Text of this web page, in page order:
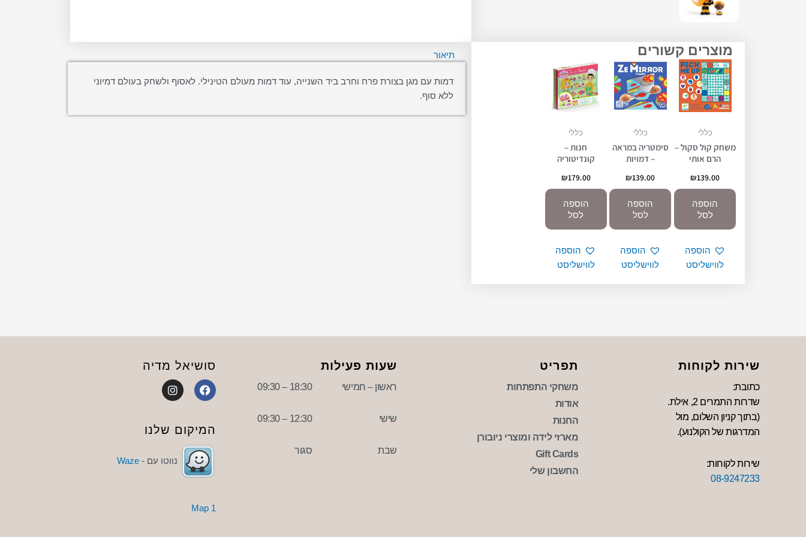
מוצרים קשורים
כללי
משחק קול סקול –
הרם אותי
₪139.00
הוספה
לסל
הוספה
לווישליסט
כללי
סימטריה במראה
– דמויות
₪139.00
הוספה
לסל
הוספה
לווישליסט
כללי
חנות –
קונדיטוריה
₪179.00
הוספה
לסל
הוספה
לווישליסט
תיאור
דמות עם מגן בצורת פרח וחרב ביד השנייה, עוד דמות מעולם הטינילי. לאסוף ולשחק בעולם דמיוני
ללא סוף.
שירות לקוחות
כתובת:
שדרות התמרים 2, אילת.
(בתוך קניון השלום, מול
המדרגות של הקולנוע).
שירות לקוחות:
08-9247233
תפריט
משחקי התפתחות
אודות
החנות
מארזי לידה ומוצרי ניובורן
Gift Cards
החשבון שלי
שעות פעילות
ראשון – חמישי
שישי
שבת
18:30 – 09:30
12:30 – 09:30
סגור
סושיאל מדיה
F
a
b
o
o
k
I
n
a
a
המיקום שלנו
נווטו עם -Waze
1 Map